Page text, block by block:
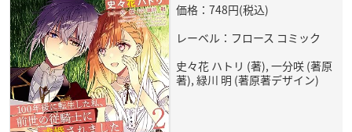
価格：748円(税込)
レーベル：フロース コミック
史々花 ハトリ (著), 一分咲 (著原
著), 緑川 明 (著原著デザイン)